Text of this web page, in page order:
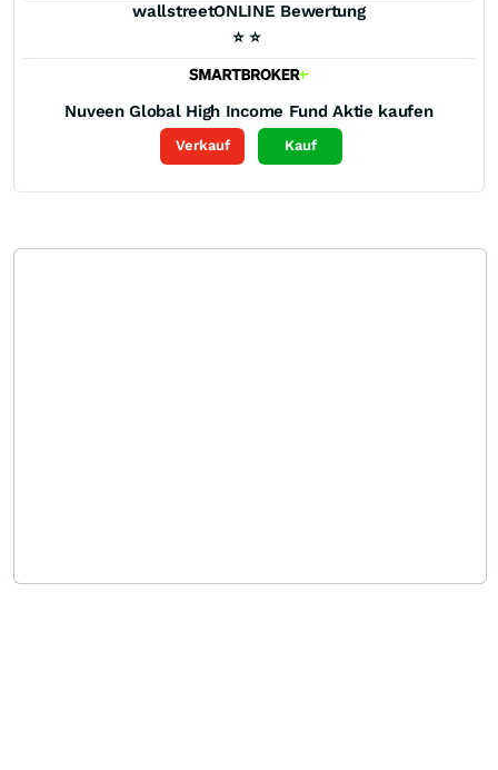
wallstreetONLINE Bewertung
⭐ ⭐
Nuveen Global High Income Fund Aktie kaufen
Verkauf Kauf